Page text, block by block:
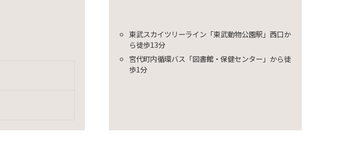
東武スカイツリーライン「東武動物公園駅」西口か
ら徒歩13分
宮代町内循環バス「図書館・保健センター」から徒
歩1分